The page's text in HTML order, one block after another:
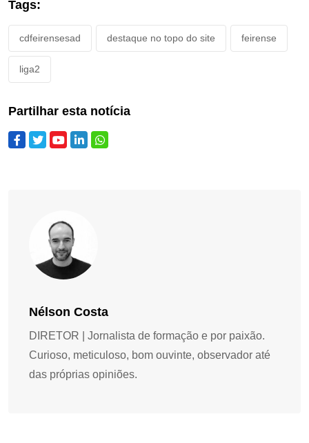
Tags:
cdfeirensesad destaque no topo do site feirense
liga2
Partilhar esta notícia
Nélson Costa
DIRETOR | Jornalista de formação e por paixão.
Curioso, meticuloso, bom ouvinte, observador até
das próprias opiniões.